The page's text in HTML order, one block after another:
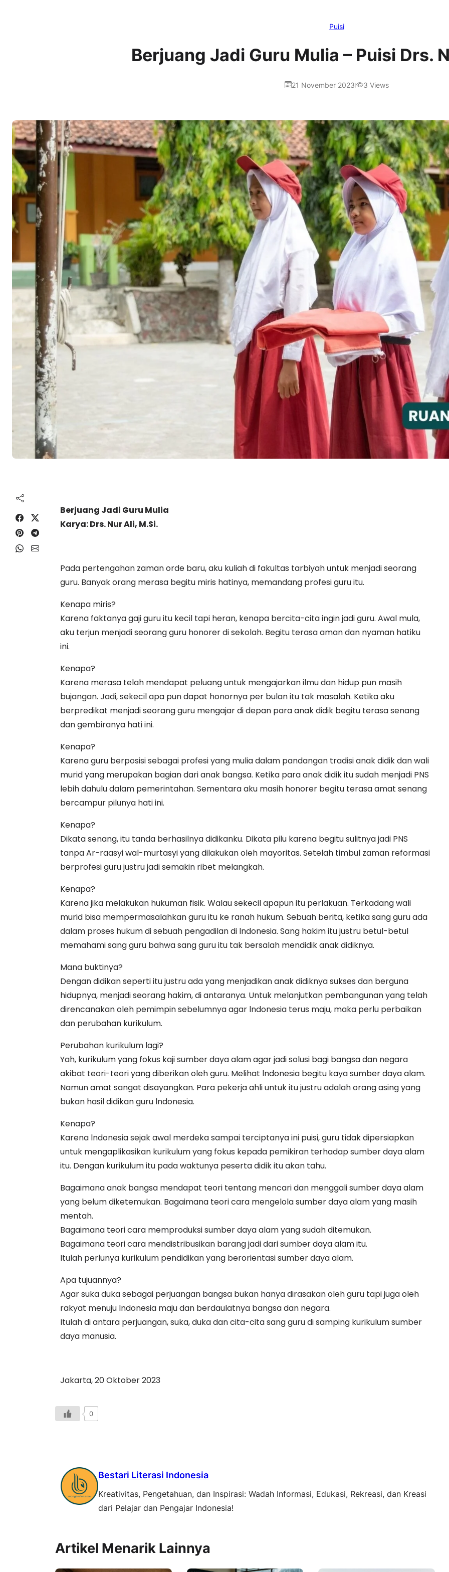
Puisi
Berjuang Jadi Guru Mulia – Puisi Drs.
21 November 2023 3 Views
Berjuang Jadi Guru Mulia
Karya: Drs. Nur Ali, M.Si.
Pada pertengahan zaman orde baru, aku kuliah di fakultas tarbiyah untuk menjadi seorang
guru. Banyak orang merasa begitu miris hatinya, memandang profesi guru itu.
Kenapa miris?
Karena faktanya gaji guru itu kecil tapi heran, kenapa bercita-cita ingin jadi guru. Awal mula,
aku terjun menjadi seorang guru honorer di sekolah. Begitu terasa aman dan nyaman hatiku
ini.
Kenapa?
Karena merasa telah mendapat peluang untuk mengajarkan ilmu dan hidup pun masih
bujangan. Jadi, sekecil apa pun dapat honornya per bulan itu tak masalah. Ketika aku
berpredikat menjadi seorang guru mengajar di depan para anak didik begitu terasa senang
dan gembiranya hati ini.
Kenapa?
Karena guru berposisi sebagai profesi yang mulia dalam pandangan tradisi anak didik dan wali
murid yang merupakan bagian dari anak bangsa. Ketika para anak didik itu sudah menjadi PNS
lebih dahulu dalam pemerintahan. Sementara aku masih honorer begitu terasa amat senang
bercampur pilunya hati ini.
Kenapa?
Dikata senang, itu tanda berhasilnya didikanku. Dikata pilu karena begitu sulitnya jadi PNS
tanpa Ar-raasyi wal-murtasyi yang dilakukan oleh mayoritas. Setelah timbul zaman reformasi
berprofesi guru justru jadi semakin ribet melangkah.
Kenapa?
Karena jika melakukan hukuman fisik. Walau sekecil apapun itu perlakuan. Terkadang wali
murid bisa mempermasalahkan guru itu ke ranah hukum. Sebuah berita, ketika sang guru ada
dalam proses hukum di sebuah pengadilan di lndonesia. Sang hakim itu justru betul-betul
memahami sang guru bahwa sang guru itu tak bersalah mendidik anak didiknya.
Mana buktinya?
Dengan didikan seperti itu justru ada yang menjadikan anak didiknya sukses dan berguna
hidupnya, menjadi seorang hakim, di antaranya. Untuk melanjutkan pembangunan yang telah
direncanakan oleh pemimpin sebelumnya agar lndonesia terus maju, maka perlu perbaikan
dan perubahan kurikulum.
Perubahan kurikulum lagi?
Yah, kurikulum yang fokus kaji sumber daya alam agar jadi solusi bagi bangsa dan negara
akibat teori-teori yang diberikan oleh guru. Melihat lndonesia begitu kaya sumber daya alam.
Namun amat sangat disayangkan. Para pekerja ahli untuk itu justru adalah orang asing yang
bukan hasil didikan guru lndonesia.
Kenapa?
Karena lndonesia sejak awal merdeka sampai terciptanya ini puisi, guru tidak dipersiapkan
untuk mengaplikasikan kurikulum yang fokus kepada pemikiran terhadap sumber daya alam
itu. Dengan kurikulum itu pada waktunya peserta didik itu akan tahu.
Bagaimana anak bangsa mendapat teori tentang mencari dan menggali sumber daya alam
yang belum diketemukan. Bagaimana teori cara mengelola sumber daya alam yang masih
mentah.
Bagaimana teori cara memproduksi sumber daya alam yang sudah ditemukan.
Bagaimana teori cara mendistribusikan barang jadi dari sumber daya alam itu.
Itulah perlunya kurikulum pendidikan yang berorientasi sumber daya alam.
Apa tujuannya?
Agar suka duka sebagai perjuangan bangsa bukan hanya dirasakan oleh guru tapi juga oleh
rakyat menuju lndonesia maju dan berdaulatnya bangsa dan negara.
Itulah di antara perjuangan, suka, duka dan cita-cita sang guru di samping kurikulum sumber
daya manusia.
Jakarta, 20 Oktober 2023
0
Bestari Literasi Indonesia
Kreativitas, Pengetahuan, dan Inspirasi: Wadah Informasi, Edukasi, Rekreasi, dan Kreasi
dari Pelajar dan Pengajar Indonesia!
Artikel Menarik Lainnya